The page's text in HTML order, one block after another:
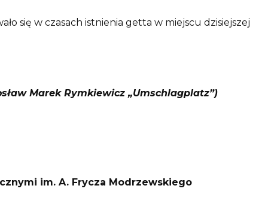
się w czasach istnienia getta w miejscu dzisiejszej
Marek Rymkiewicz „Umschlagplatz”)
im. A. Frycza Modrzewskiego